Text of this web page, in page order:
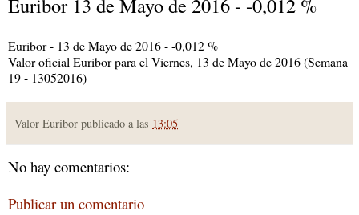
Euribor - 13 de Mayo de 2016 - -0,012 %
Valor oficial Euribor para el Viernes, 13 de Mayo de 2016 (Semana
19 - 13052016)
Valor Euribor publicado a las 13:05
No hay comentarios:
Publicar un comentario